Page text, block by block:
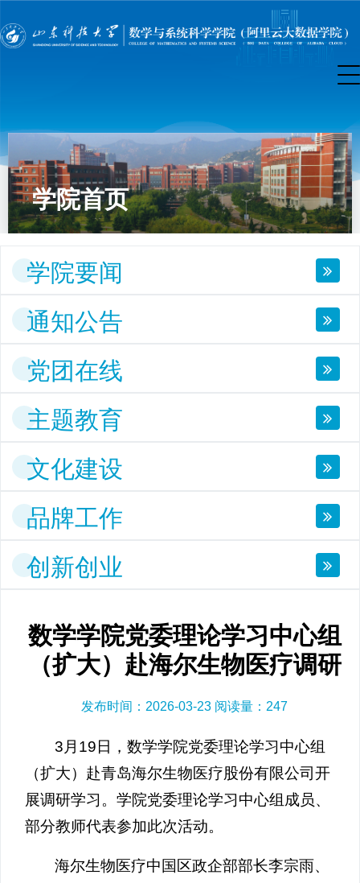
学院首页
学院要闻
通知公告
党团在线
主题教育
文化建设
品牌工作
创新创业
数学学院党委理论学习中心组
（扩大）赴海尔生物医疗调研
发布时间：2026-03-23 阅读量： 247
3月19日，数学学院党委理论学习中心组
（扩大）赴青岛海尔生物医疗股份有限公司开
展调研学习。学院党委理论学习中心组成员、
部分教师代表参加此次活动。
海尔生物医疗中国区政企部部长李宗雨、